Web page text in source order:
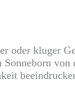
oder kluger